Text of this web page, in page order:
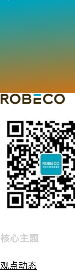
核心主题
观点动态